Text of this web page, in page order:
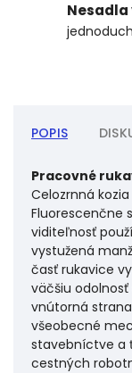
POPIS
Pracovné
Celozrnná
Fluorescenčne
viditeľnosť
vystužená
časť rukavice
väčšiu
vnútorná
všeobecné
stavebníctve a
cestných